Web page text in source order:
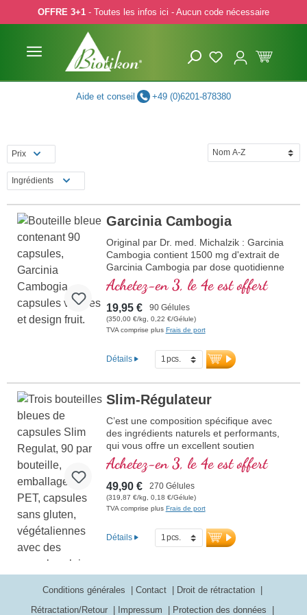
to main content
Skip to search
Skip to main navigation
OFFRE 3+1 - Toutes les infos ici - Aucun code nécessaire
Aide et conseil +49 (0)6201-878380
Prix
Ingrédients
Garcinia Cambogia
Original par Dr. med. Michalzik : Garcinia
Cambogia contient 1500 mg d'extrait de
Garcinia Cambogia par dose quotidienne
(3 gélules). Cet extrait de haute qualité
est exempt d'additifs et est fabriqué en
Allemagne. Le sceau est sans aluminium.
plus d'informations sur Garcinia
Achetez-en 3, le 4e est offert
19,95 € 90 Gélules
(350,00 €/kg, 0,22 €/Gélule)
TVA comprise plus Frais de port
Détails
Slim-Régulateur
C’est une composition spécifique avec
des ingrédients naturels et performants,
qui vous offre un excellent soutien
pendant votre cure amaigrissante.
Achetez-en 3, le 4e est offert
49,90 € 270 Gélules
(319,87 €/kg, 0,18 €/Gélule)
TVA comprise plus Frais de port
Détails
Conditions générales Contact
Droit de rétractation
Rétractation/Retour
Impressum Protection des données